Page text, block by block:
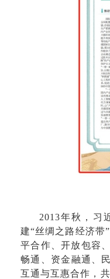
2013年秋，习
建“丝绸之路经济带
平合作、开放包容
畅通、资金融通、
互通与互惠合作，